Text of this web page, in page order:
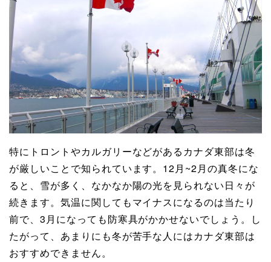
特にトロントやカルガリーなどがあるカナダ東部は冬
が厳しいことで知られています。12月~2月の真冬にな
ると、雪が多く、なかなか陽の光を見られない日々が
続きます。気温に関してもマイナスになるのは当たり
前で、3月になっても防寒具がかかせないでしょう。し
たがって、あまりにも冬が苦手な人にはカナダ東部は
おすすめできません。